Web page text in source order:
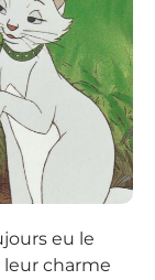
eu le
charme